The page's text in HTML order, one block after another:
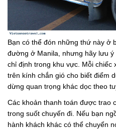
Bạn có thể đón những thứ này ở
đường ở Manila, nhưng hãy lưu
chỉ định trong khu vực. Mỗi chiếc
trên kính chắn gió cho biết điểm
dừng quan trọng khác dọc theo
Các khoản thanh toán được trao
trong suốt chuyến đi. Nếu bạn
hành khách khác có thể chuyển